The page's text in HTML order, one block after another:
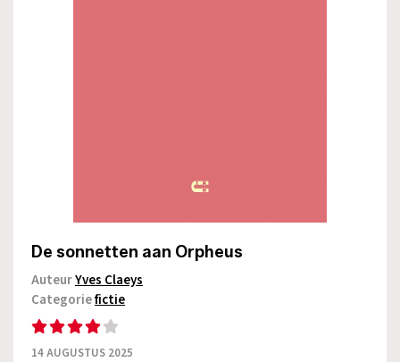
De sonnetten aan Orpheus
AuteurYves Claeys
Categoriefictie
14 AUGUSTUS 2025